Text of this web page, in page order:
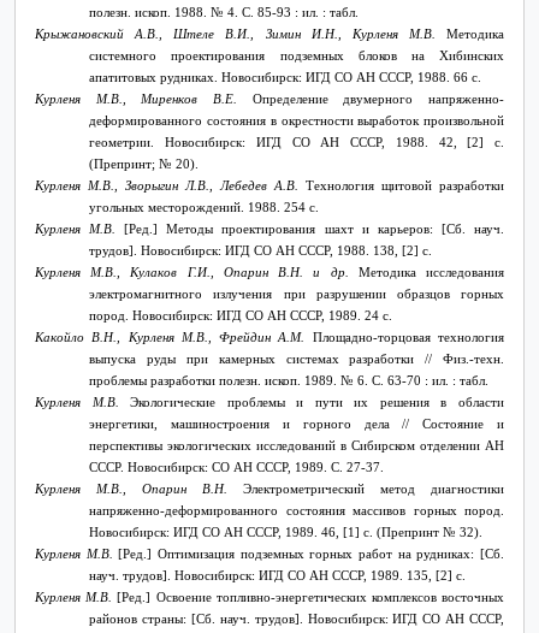
полезн. ископ. 1988. № 4. С. 85-93 : ил. : табл.
Крыжановский А.В., Штеле В.И., Зимин И.Н., Курленя М.В. Методика
системного проектирования подземных блоков на Хибинских
апатитовых рудниках. Новосибирск: ИГД СО АН СССР, 1988. 66 с.
Курленя М.В., Миренков В.Е. Определение двумерного напряженно-
деформированного состояния в окрестности выработок произвольной
геометрии. Новосибирск: ИГД СО АН СССР, 1988. 42, [2] с.
(Препринт; № 20).
Курленя М.В.,
Зворыгин Л.В., Лебедев А.В. Технология щитовой разработки
угольных месторождений. 1988. 254 с.
Курленя М.В. [Ред.] Методы проектирования шахт и карьеров: [Сб. науч.
трудов]. Новосибирск: ИГД СО АН СССР, 1988. 138, [2] с.
Курленя М.В., Кулаков Г.И., Опарин В.Н. и др. Методика исследования
электромагнитного излучения при разрушении образцов горных
пород. Новосибирск: ИГД СО АН СССР, 1989. 24 с.
Какойло В.Н., Курленя М.В., Фрейдин А.М. Площадно-торцовая технология
выпуска руды при камерных системах разработки // Физ.-техн.
проблемы разработки полезн. ископ. 1989. № 6. С. 63-70 : ил. : табл.
Курленя М.В. Экологические проблемы и пути их решения в области
энергетики, машиностроения и горного дела // Состояние и
перспективы экологических исследований в Сибирском отделении АН
СССР. Новосибирск: СО АН СССР, 1989. С. 27-37.
Курленя М.В., Опарин В.Н. Электрометрический метод диагностики
напряженно-деформированного состояния массивов горных пород.
Новосибирск: ИГД СО АН СССР, 1989. 46, [1] с. (Препринт № 32).
Курленя М.В. [Ред.] Оптимизация подземных горных работ на рудниках: [Сб.
науч. трудов]. Новосибирск: ИГД СО АН СССР, 1989. 135, [2] с.
Курленя М.В. [Ред.] Освоение топливно-энергетических комплексов восточных
районов страны: [Сб. науч. трудов]. Новосибирск: ИГД СО АН СССР,